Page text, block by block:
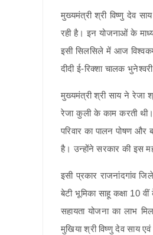
मुख्यमंत्री श्री विष्णु देव
रही है। इन योजनाओं के
इसी सिलसिले में आज
दीदी ई-रिक्शा चालक
मुख्यमंत्री श्री साय ने रेजा
रेजा कुली के काम करती थी।
परिवार का पालन पोषण और
है। उन्होंने सरकार की इस
इसी प्रकार राजनांदगांव
बेटी भूमिका साहू कक्षा 10
सहायता योजना का लाभ
मुखिया श्री विष्णु देव साय